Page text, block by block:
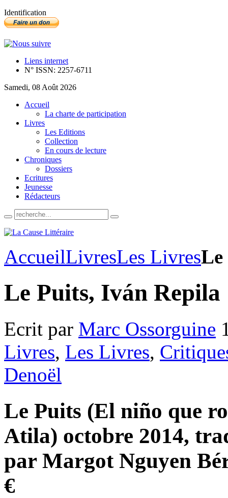
Identification
Liens internet
N° ISSN: 2257-6711
Samedi, 08 Août 2026
Accueil
La charte de participation
Livres
Les Editions
Collection
En cours de lecture
Chroniques
Dossiers
Ecritures
Jeunesse
Rédacteurs
AccueilLivresLes LivresLe
Le Puits, Iván Repila
Ecrit par Marc Ossorguine
Livres, Les Livres,
Denoël
Le Puits (El niño que
Atila) octobre 2014,
par Margot Nguyen
€